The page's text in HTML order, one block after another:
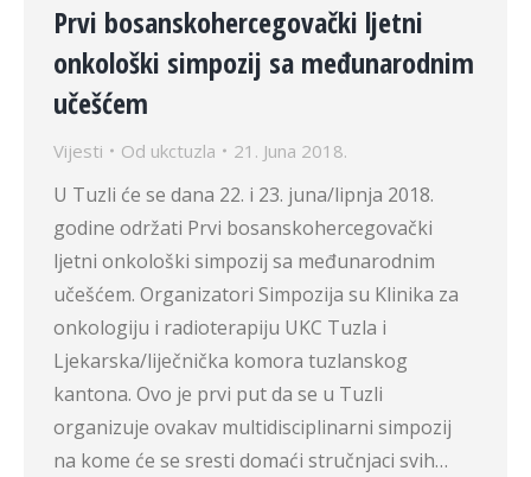
Prvi bosanskohercegovački ljetni
onkološki simpozij sa međunarodnim
učešćem
Vijesti Od ukctuzla 21. Juna 2018.
U Tuzli će se dana 22. i 23. juna/lipnja 2018.
godine održati Prvi bosanskohercegovački
ljetni onkološki simpozij sa međunarodnim
učešćem. Organizatori Simpozija su Klinika za
onkologiju i radioterapiju UKC Tuzla i
Ljekarska/liječnička komora tuzlanskog
kantona. Ovo je prvi put da se u Tuzli
organizuje ovakav multidisciplinarni simpozij
na kome će se sresti domaći stručnjaci svih…